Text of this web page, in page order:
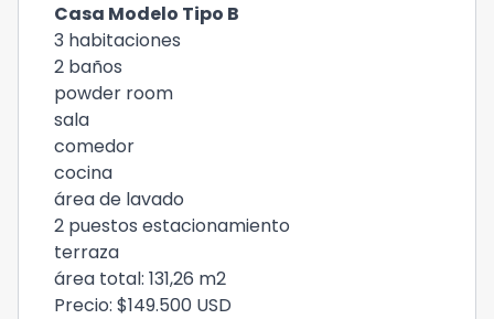
Casa Modelo Tipo B
3 habitaciones
2 baños
powder room
sala
comedor
cocina
área de lavado
2 puestos estacionamiento
terraza
área total: 131,26 m2
Precio: $149.500 USD